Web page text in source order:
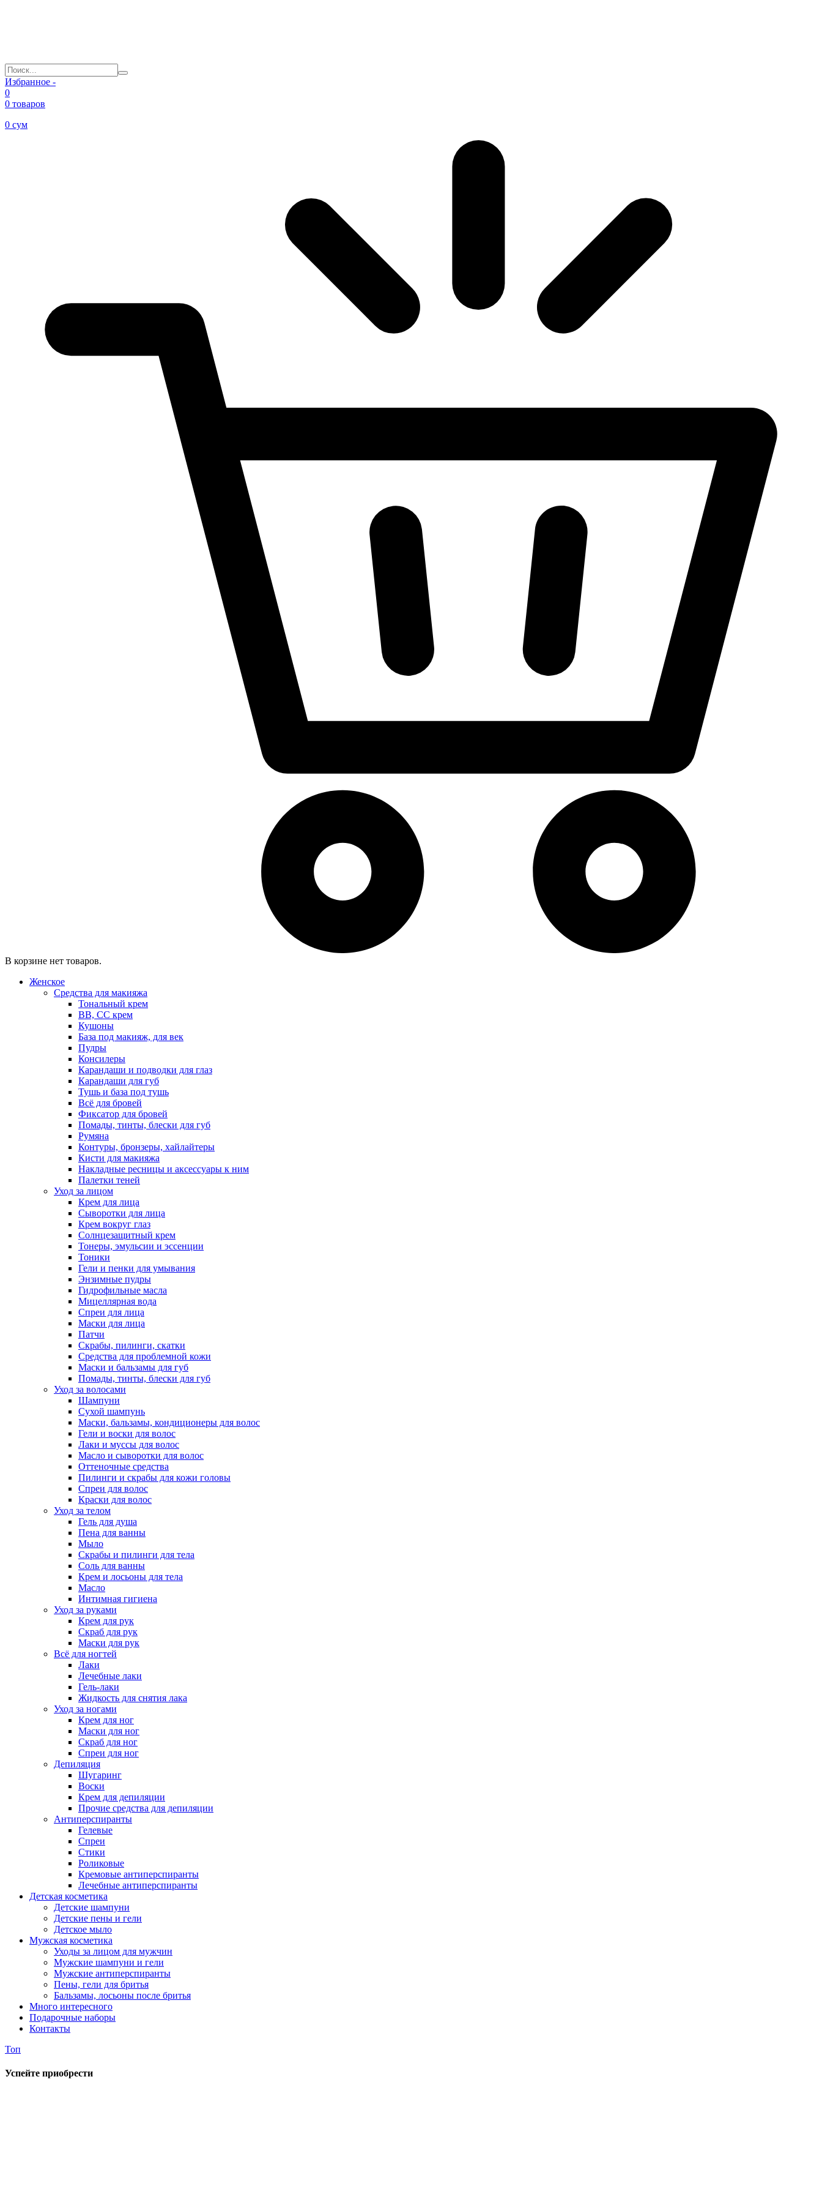
Избранное -
0
0 товаров
0 сум
В корзине нет товаров.
Женское
Средства для макияжа
Тональный крем
BB, CC крем
Кушоны
База под макияж, для век
Пудры
Консилеры
Карандаши и подводки для глаз
Карандаши для губ
Тушь и база под тушь
Всё для бровей
Фиксатор для бровей
Помады, тинты, блески для губ
Румяна
Контуры, бронзеры, хайлайтеры
Кисти для макияжа
Накладные ресницы и аксессуары к ним
Палетки теней
Уход за лицом
Крем для лица
Сыворотки для лица
Крем вокруг глаз
Солнцезащитный крем
Тонеры, эмульсии и эссенции
Тоники
Гели и пенки для умывания
Энзимные пудры
Гидрофильные масла
Мицеллярная вода
Спреи для лица
Маски для лица
Патчи
Скрабы, пилинги, скатки
Средства для проблемной кожи
Маски и бальзамы для губ
Помады, тинты, блески для губ
Уход за волосами
Шампуни
Сухой шампунь
Маски, бальзамы, кондиционеры для волос
Гели и воски для волос
Лаки и муссы для волос
Масло и сыворотки для волос
Оттеночные средства
Пилинги и скрабы для кожи головы
Спреи для волос
Краски для волос
Уход за телом
Гель для душа
Пена для ванны
Мыло
Скрабы и пилинги для тела
Соль для ванны
Крем и лосьоны для тела
Масло
Интимная гигиена
Уход за руками
Крем для рук
Скраб для рук
Маски для рук
Всё для ногтей
Лаки
Лечебные лаки
Гель-лаки
Жидкость для снятия лака
Уход за ногами
Крем для ног
Маски для ног
Скраб для ног
Спреи для ног
Депиляция
Шугаринг
Воски
Крем для депиляции
Прочие средства для депиляции
Антиперспиранты
Гелевые
Спреи
Стики
Роликовые
Кремовые антиперспиранты
Лечебные антиперспиранты
Детская косметика
Детские шампуни
Детские пены и гели
Детское мыло
Мужская косметика
Уходы за лицом для мужчин
Мужские шампуни и гели
Мужские антиперспиранты
Пены, гели для бритья
Бальзамы, лосьоны после бритья
Много интересного
Подарочные наборы
Контакты
Топ
Успейте приобрести